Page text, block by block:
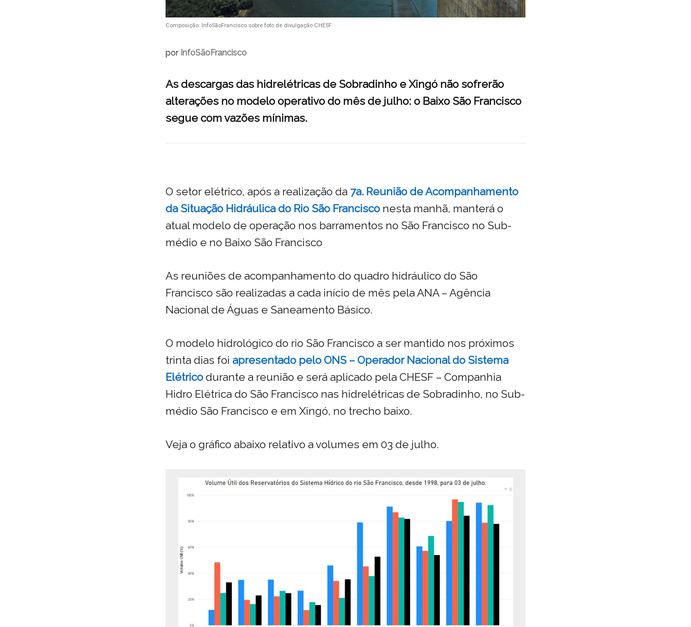
Composição: InfoSãoFrancisco sobre foto de divulgação CHESF
por InfoSãoFrancisco
As descargas das hidrelétricas de Sobradinho e Xingó não sofrerão
alterações no modelo operativo do mês de julho: o Baixo São Francisco
segue com vazões mínimas.
O setor elétrico, após a realização da 7a. Reunião de Acompanhamento
da Situação Hidráulica do Rio São Francisco nesta manhã, manterá o
atual modelo de operação nos barramentos no São Francisco no Sub-
médio e no Baixo São Francisco
As reuniões de acompanhamento do quadro hidráulico do São
Francisco são realizadas a cada início de mês pela ANA – Agência
Nacional de Águas e Saneamento Básico.
O modelo hidrológico do rio São Francisco a ser mantido nos próximos
trinta dias foi apresentado pelo ONS – Operador Nacional do Sistema
Elétrico durante a reunião e será aplicado pela CHESF – Companhia
Hidro Elétrica do São Francisco nas hidrelétricas de Sobradinho, no Sub-
médio São Francisco e em Xingó, no trecho baixo.
Veja o gráfico abaixo relativo a volumes em 03 de julho.